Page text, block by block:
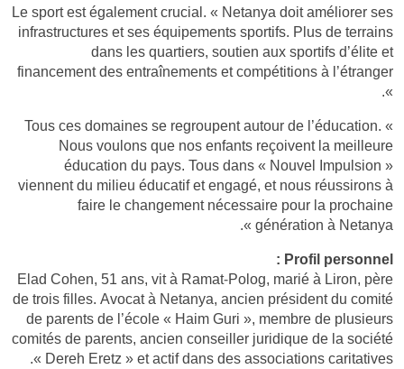
Le sport est également crucial. « Netanya doit améliorer ses
infrastructures et ses équipements sportifs. Plus de terrains
dans les quartiers, soutien aux sportifs d’élite et
financement des entraînements et compétitions à l’étranger
».
Tous ces domaines se regroupent autour de l’éducation. «
Nous voulons que nos enfants reçoivent la meilleure
éducation du pays. Tous dans « Nouvel Impulsion »
viennent du milieu éducatif et engagé, et nous réussirons à
faire le changement nécessaire pour la prochaine
génération à Netanya ».
Profil personnel :
Elad Cohen, 51 ans, vit à Ramat-Polog, marié à Liron, père
de trois filles. Avocat à Netanya, ancien président du comité
de parents de l’école « Haim Guri », membre de plusieurs
comités de parents, ancien conseiller juridique de la société
« Dereh Eretz » et actif dans des associations caritatives.